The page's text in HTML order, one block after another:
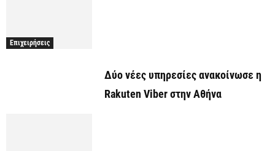
Επιχειρήσεις
Δύο νέες υπηρεσίες ανακοίνωσε η
Rakuten Viber στην Αθήνα